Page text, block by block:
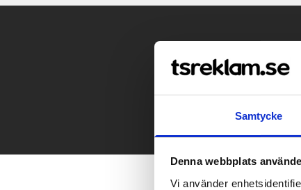
Samtycke
Denna webbplats
Vi använder